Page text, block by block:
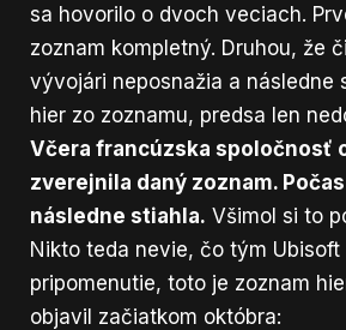
sa hovorilo o dvoch veciach.
zoznam kompletný. Druhou, že
vývojári neposnažia a následne
hier zo zoznamu, predsa len
Včera francúzska spoločnosť
zverejnila daný zoznam.
následne stiahla. Všimol si to
Nikto teda nevie, čo tým Ubisoft
pripomenutie, toto je zoznam
objavil začiatkom októbra: